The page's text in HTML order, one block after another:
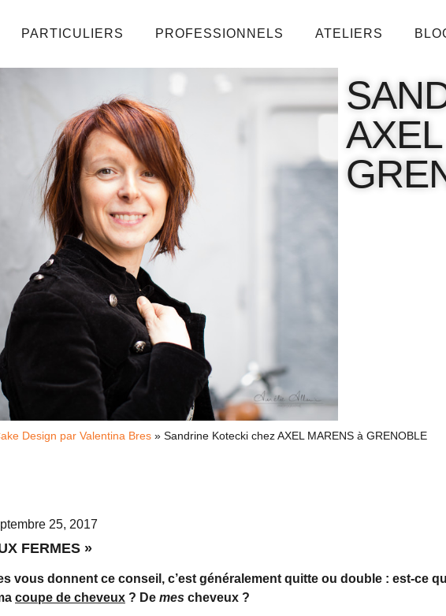
PARTICULIERS PROFESSIONNELS ATELIERS
Design par Valentina Bres » Sandrine Kotecki chez AXEL MARENS à GRENOBLE
25, 2017
FERMES »
vous donnent ce conseil, c’est généralement quitte ou double : est-ce
coupe de cheveux ? De mes cheveux ?